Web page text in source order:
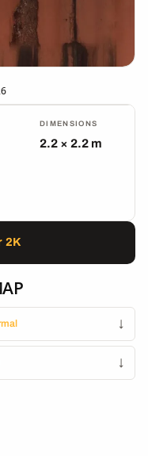
DIMENSIONS
2.2 × 2.2 m
2K
↓
↓